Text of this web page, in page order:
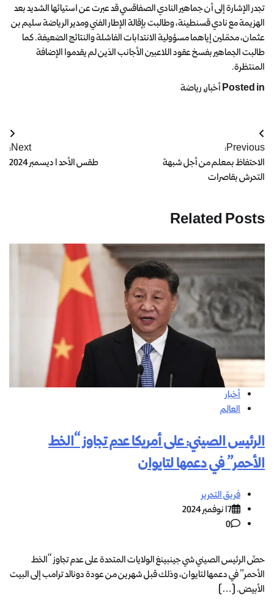
تجدر الإشارة إلى أن جماهير النادي الصفاقسي قد عبرت عن استيائها الشديد بعد
الهزيمة مع نادي قسنطينة، وطالبت بإقالة الإطار الفني ومدير الرياضة سليم بن
عثمان، محمّلين إياهما مسؤولية الانتدابات الفاشلة والنتائج الضعيفة. كما
طالبت الجماهير بفسخ عقود اللاعبين الأجانب الذين لم يقدموا الإضافة
المنتظرة.
Posted inأخبار,رياضة
Previous:
الاحتفاظ بمعلم من أجل شبهة
التحرش بقاصرات
Next:
طقس الأحد 1 ديسمبر 2024
Related Posts
أخبار
العالم
الرئيس الصيني: على أمريكا عدم تجاوز “الخط
الأحمر” في دعمها لتايوان
فريق التحرير
17 نوفمبر 2024
0
حضّ الرئيس الصيني شي جينبينغ الولايات المتحدة على عدم تجاوز “الخط
الأحمر” في دعمها لتايوان، وذلك قبل شهرين من عودة دونالد ترامب إلى البيت
الأبيض. […]